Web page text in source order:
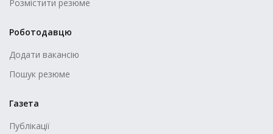
Розмістити резюме
Роботодавцю
Додати вакансію
Пошук резюме
Газета
Публікації